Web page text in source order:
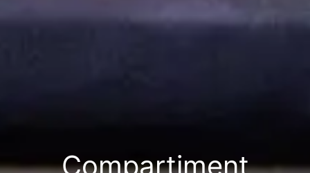
Compartiment